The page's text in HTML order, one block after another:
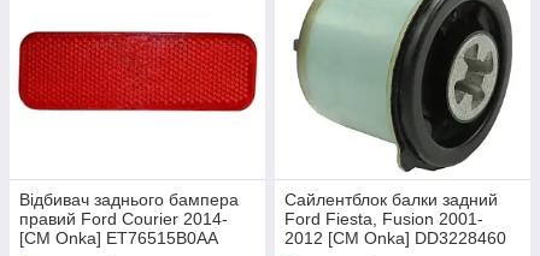
Відбивач заднього бампера
правий Ford Courier 2014-
[СМ Onka] ET76515B0AA
Сайлентблок балки задний
Ford Fiesta, Fusion 2001-
2012 [СМ Onka] DD3228460